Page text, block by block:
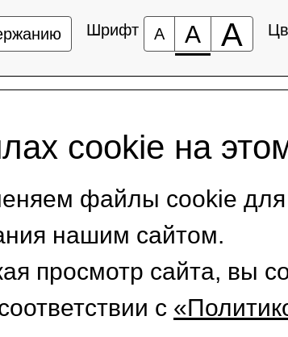
Шрифт А А А
cookie на
файлы cookie для
нашим сайтом.
просмотр сайта, вы
с